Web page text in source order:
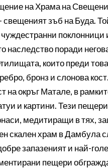
на Храма на
свещеният зъб на Буда.
наследство поради
които преди
бронз и слонова
на окръг Матале, в
и картини. Тези
медитиращи в тях,
скален храм в
запазеният и най-
пещери